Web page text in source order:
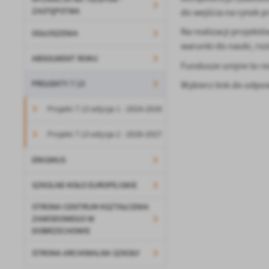
ZASTĘPSTWA
OGŁOSZENIA
ABSOLWENT ROKU
PROJEKTY 7.13
Projekt 7.13 edycja 1 - 2024-2026
Projekt 7.13 edycja 2 - 2026-2027
ERASMUS
SZKOLNE KOŁO EUROPEJSKIE
STRONA CENTRUM KSZTAŁCENIA
ZAWODOWEGO W
DOBRZECHOWIE
STRONA ARCHIWALNA SZKOŁY
do wejścia na rynek
Na realizacji
warunki do nauki,
Fundusze unijne to
Wybierz link do